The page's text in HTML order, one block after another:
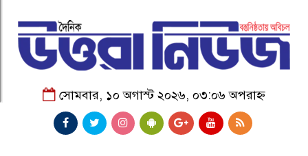
সোমবার, ১০ অগাস্ট ২০২৬, ০৩:০৬ অপরাহ্ন